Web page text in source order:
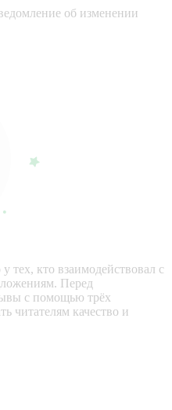
об изменении
тех, кто взаимодействовал с
Перед
с помощью трёх
читателям качество и